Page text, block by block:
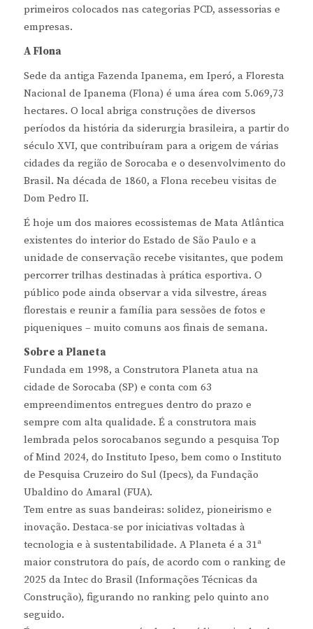
primeiros colocados nas categorias PCD, assessorias e
empresas.
A Flona
Sede da antiga Fazenda Ipanema, em Iperó, a Floresta
Nacional de Ipanema (Flona) é uma área com 5.069,73
hectares. O local abriga construções de diversos
períodos da história da siderurgia brasileira, a partir do
século XVI, que contribuíram para a origem de várias
cidades da região de Sorocaba e o desenvolvimento do
Brasil. Na década de 1860, a Flona recebeu visitas de
Dom Pedro II.
É hoje um dos maiores ecossistemas de Mata Atlântica
existentes do interior do Estado de São Paulo e a
unidade de conservação recebe visitantes, que podem
percorrer trilhas destinadas à prática esportiva. O
público pode ainda observar a vida silvestre, áreas
florestais e reunir a família para sessões de fotos e
piqueniques – muito comuns aos finais de semana.
Sobre a Planeta
Fundada em 1998, a Construtora Planeta atua na
cidade de Sorocaba (SP) e conta com 63
empreendimentos entregues dentro do prazo e
sempre com alta qualidade. É a construtora mais
lembrada pelos sorocabanos segundo a pesquisa Top
of Mind 2024, do Instituto Ipeso, bem como o Instituto
de Pesquisa Cruzeiro do Sul (Ipecs), da Fundação
Ubaldino do Amaral (FUA).
Tem entre as suas bandeiras: solidez, pioneirismo e
inovação. Destaca-se por iniciativas voltadas à
tecnologia e à sustentabilidade. A Planeta é a 31ª
maior construtora do país, de acordo com o ranking de
2025 da Intec do Brasil (Informações Técnicas da
Construção), figurando no ranking pelo quinto ano
seguido.